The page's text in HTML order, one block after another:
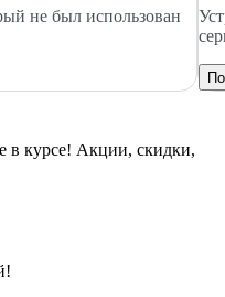
не был использован
в курсе! Акции, скидки,